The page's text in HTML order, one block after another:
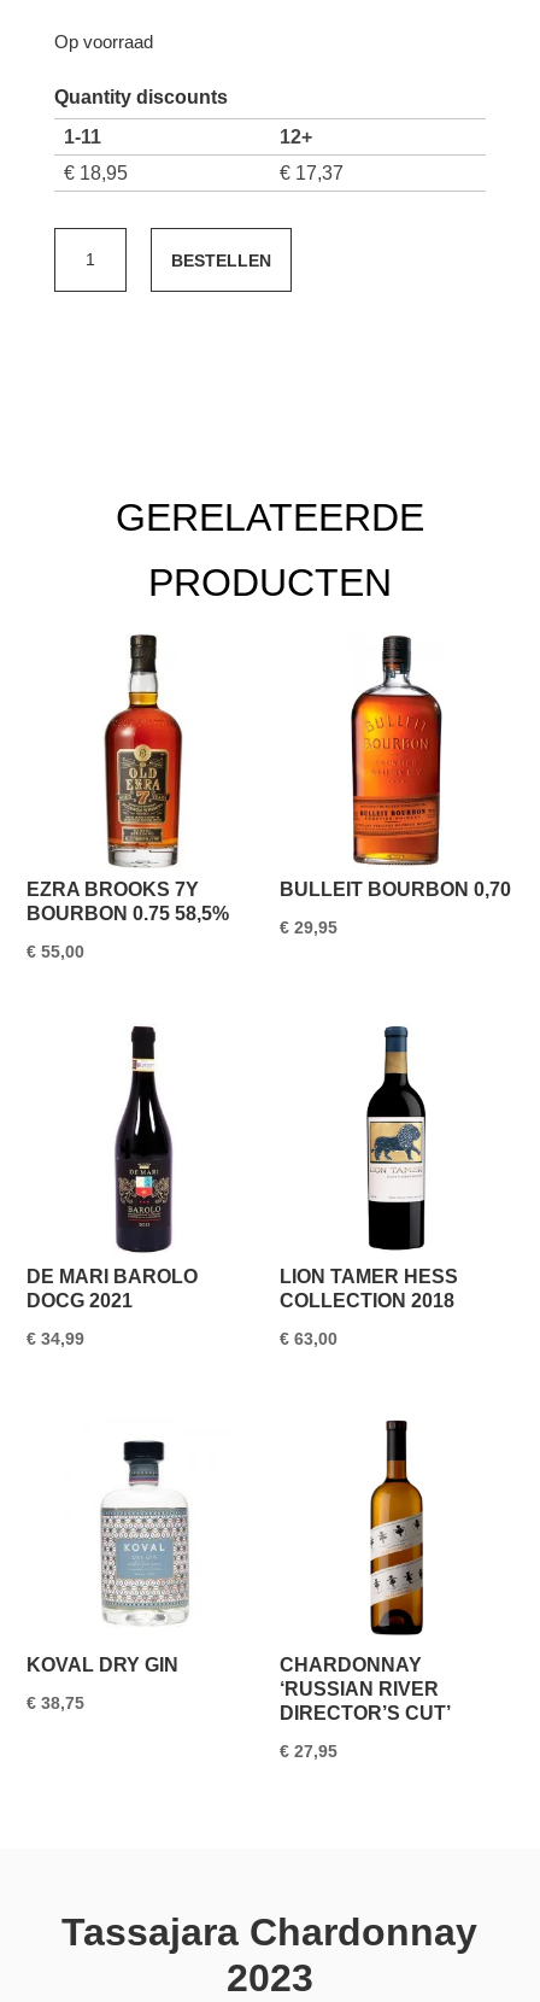
Op voorraad
Quantity discounts
1-11
12+
€18,95 €17,37
Chardonnay
BESTELLEN
GERELATEERDE
PRODUCTEN
EZRA BROOKS 7Y
BOURBON 0.75 58,5%
€ 55,00
BULLEIT BOURBON 0,70
€ 29,95
DE MARI BAROLO
DOCG 2021
€ 34,99
LION TAMER HESS
COLLECTION 2018
€ 63,00
KOVAL DRY GIN
€ 38,75
CHARDONNAY
‘RUSSIAN RIVER
DIRECTOR’S CUT’
€ 27,95
Tassajara Chardonnay
2023